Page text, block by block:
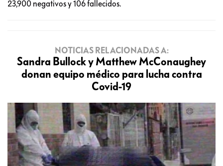
23,900 negativos y 106 fallecidos.
NOTICIAS RELACIONADAS A:
Sandra Bullock y Matthew McConaughey
donan equipo médico para lucha contra
Covid-19